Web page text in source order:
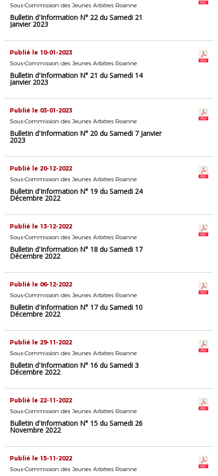
Sous-Commission des Jeunes Arbitres Roanne
Bulletin d'Information N° 22 du Samedi 21
Janvier 2023
Publié le 10-01-2023
Sous-Commission des Jeunes Arbitres Roanne
Bulletin d'Information N° 21 du Samedi 14
Janvier 2023
Publié le 03-01-2023
Sous-Commission des Jeunes Arbitres Roanne
Bulletin d'Information N° 20 du Samedi 7 Janvier
2023
Publié le 20-12-2022
Sous-Commission des Jeunes Arbitres Roanne
Bulletin d'Information N° 19 du Samedi 24
Décembre 2022
Publié le 13-12-2022
Sous-Commission des Jeunes Arbitres Roanne
Bulletin d'Information N° 18 du Samedi 17
Décembre 2022
Publié le 06-12-2022
Sous-Commission des Jeunes Arbitres Roanne
Bulletin d'Information N° 17 du Samedi 10
Décembre 2022
Publié le 29-11-2022
Sous-Commission des Jeunes Arbitres Roanne
Bulletin d'Information N° 16 du Samedi 3
Décembre 2022
Publié le 22-11-2022
Sous-Commission des Jeunes Arbitres Roanne
Bulletin d'Information N° 15 du Samedi 26
Novembre 2022
Publié le 15-11-2022
Sous-Commission des Jeunes Arbitres Roanne